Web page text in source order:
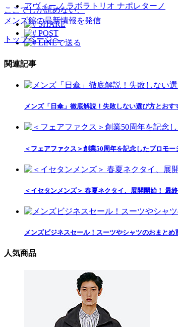
アヴィーノ ラボラトリオ ナポレターノ
SHARE
POST
LINEで送る
関連記事
メンズ「日傘」徹底解説！失敗しない選び方とおす
＜フェアファクス＞創業50周年を記念したプロモー
＜イセタンメンズ＞ 春夏ネクタイ、展開開始！ 最
メンズビジネスセール！スーツやシャツのおまと
人気商品
ここでしか読めない、
メンズ館の最新情報を発信
トップページへ